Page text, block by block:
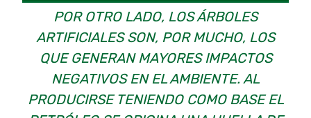
POR OTRO LADO, LOS ÁRBOLES
ARTIFICIALES SON, POR MUCHO, LOS
QUE GENERAN MAYORES IMPACTOS
NEGATIVOS EN EL AMBIENTE. AL
PRODUCIRSE TENIENDO COMO BASE EL